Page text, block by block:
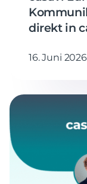
direkt in
16. Juni